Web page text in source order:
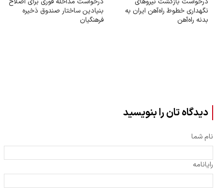
نگهداری خطوط راه‌آهن ایران به
بدنه راه‌آهن
بنیادین ساختار صندوق ذخیره
فرهنگیان
دیدگاه تان را بنویسید
نام شما
رایانامه